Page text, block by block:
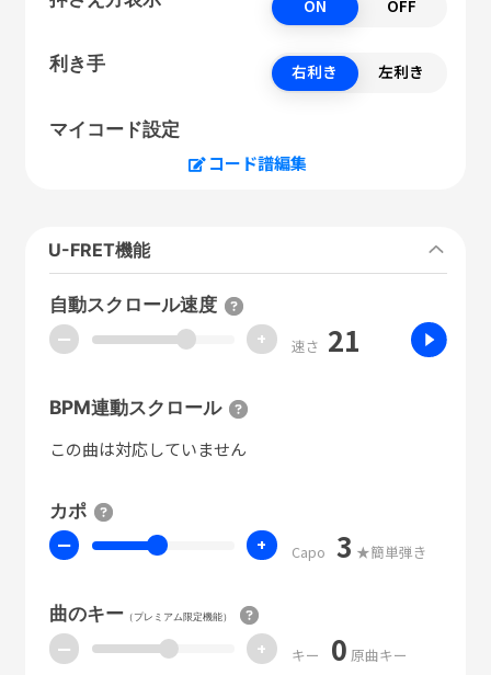
ON OFF
利き手 右利き 左利き
マイコード設定
コード譜編集
U-FRET機能
自動スクロール速度
ー + 速さ 21
BPM連動スクロール
この曲は対応していません
カポ
ー + Capo 3 ★簡単弾き
曲のキー（プレミアム限定機能）
ー + キー 0 原曲キー